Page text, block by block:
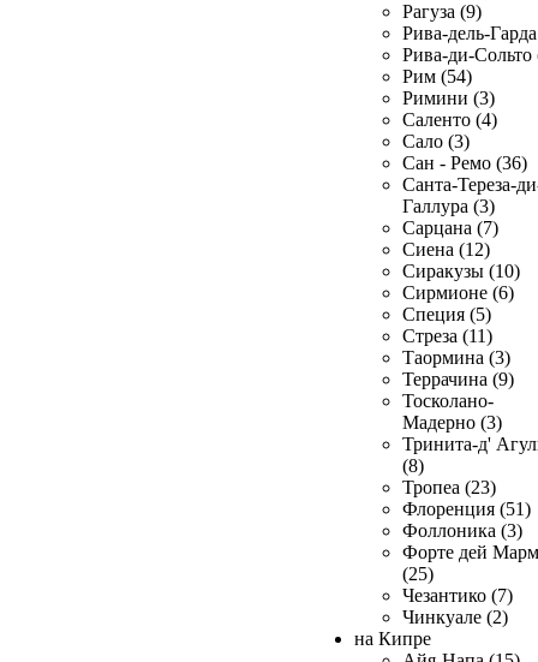
Рагуза (9)
Рива-дель-
Рива-ди-Сольто
Рим (54)
Римини (3)
Саленто (4)
Сало (3)
Сан - Ремо (36)
Санта-Тереза-
Галлура (3)
Сарцана (7)
Сиена (12)
Сиракузы (10)
Сирмионе (6)
Специя (5)
Стреза (11)
Таормина (3)
Террачина (9)
Тосколано-
Мадерно (3)
Тринита-д'
(8)
Тропеа (23)
Флоренция (51)
Фоллоника (3)
Форте дей
(25)
Чезантико (7)
Чинкуале (2)
на Кипре